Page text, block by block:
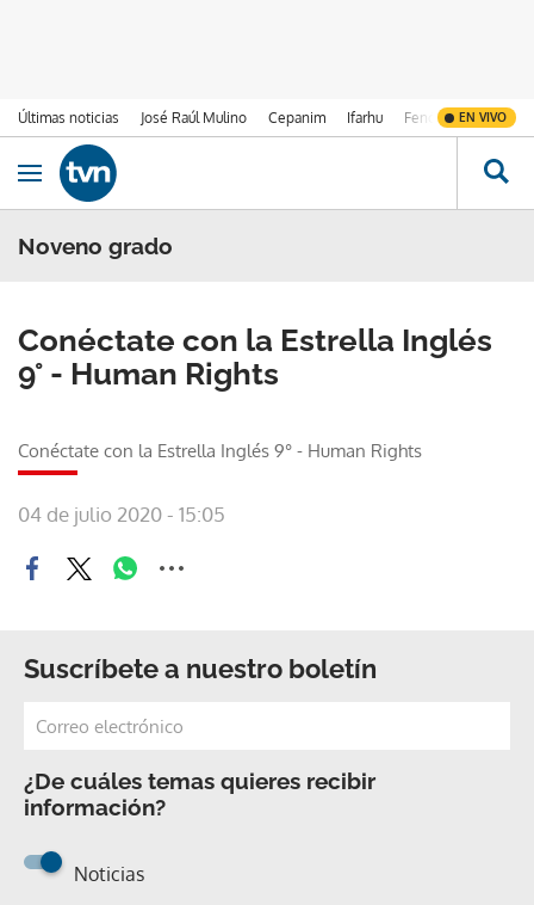
Últimas noticias José Raúl Mulino Cepanim Ifarhu Fenómeno de El
EN VIVO
Ir al contenido
Obrir navegació
Noveno grado
Conéctate con la Estrella Inglés
9° - Human Rights
Conéctate con la Estrella Inglés 9° - Human Rights
04 de julio 2020 - 15:05
Suscríbete a nuestro boletín
¿De cuáles temas quieres recibir
información?
Noticias